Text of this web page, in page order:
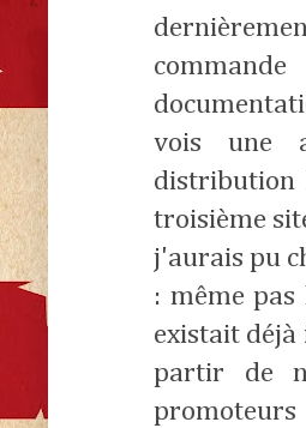
vois une
distribution
troisième
j'aurais pu
: même pas
existait déjà
partir de
promoteurs